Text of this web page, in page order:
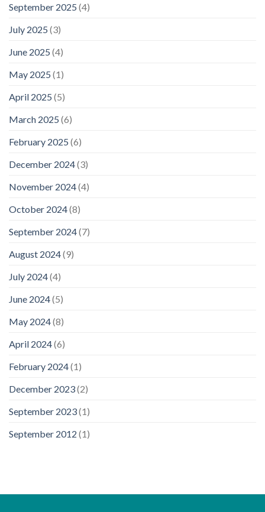
September 2025 (4)
July 2025 (3)
June 2025 (4)
May 2025 (1)
April 2025 (5)
March 2025 (6)
February 2025 (6)
December 2024(3)
November 2024(4)
October 2024(8)
September 2024(7)
August 2024(9)
July 2024(4)
June 2024(5)
May 2024(8)
April 2024(6)
February 2024(1)
December 2023(2)
September 2023(1)
September 2012 (1)